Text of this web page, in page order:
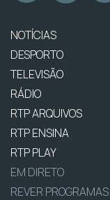
NOTÍCIAS
DESPORTO
TELEVISÃO
RÁDIO
RTP ARQUIVOS
RTP ENSINA
RTP PLAY
EM DIRETO
REVER PROGRAMAS